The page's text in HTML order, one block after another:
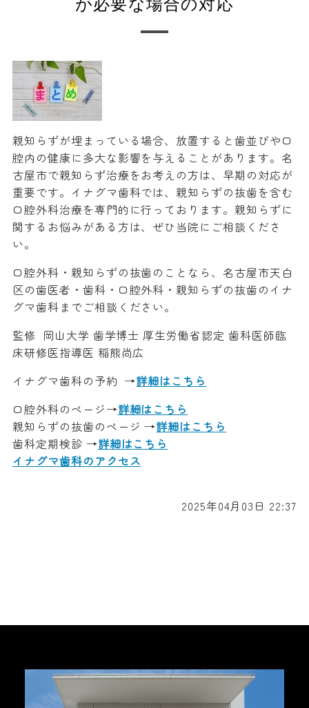
が必要な場合の対応
親知らずが埋まっている場合、放置すると歯並びや口
腔内の健康に多大な影響を与えることがあります。名
古屋市で親知らず治療をお考えの方は、早期の対応が
重要です。イナグマ歯科では、親知らずの抜歯を含む
口腔外科治療を専門的に行っております。親知らずに
関するお悩みがある方は、ぜひ当院にご相談くださ
い。
口腔外科・親知らずの抜歯のことなら、名古屋市天白
区の歯医者・歯科・口腔外科・親知らずの抜歯のイナ
グマ歯科までご相談ください。
監修 岡山大学 歯学博士 厚生労働省認定 歯科医師臨
床研修医指導医 稲熊尚広
イナグマ歯科の予約 →詳細はこちら
口腔外科のページ→詳細はこちら
親知らずの抜歯のページ →詳細はこちら
歯科定期検診 →詳細はこちら
イナグマ歯科のアクセス
2025年04月03日 22:37